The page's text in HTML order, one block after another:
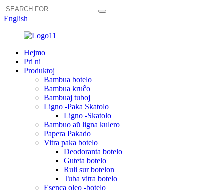
English
Hejmo
Pri ni
Produktoj
Bambua botelo
Bambua kruĉo
Bambuaj tuboj
Ligno -Paka Skatolo
Ligno -Skatolo
Bambuo aŭ ligna kulero
Papera Pakado
Vitra paka botelo
Deodoranta botelo
Guteta botelo
Ruli sur botelon
Tuba vitra botelo
Esenca oleo -botelo